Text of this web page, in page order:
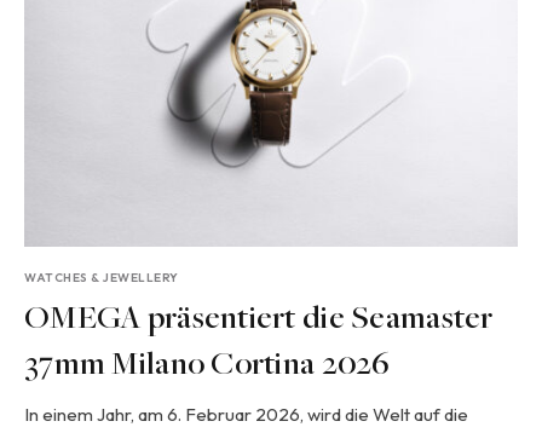
WATCHES & JEWELLERY
OMEGA präsentiert die Seamaster
37mm Milano Cortina 2026
In einem Jahr, am 6. Februar 2026, wird die Welt auf die